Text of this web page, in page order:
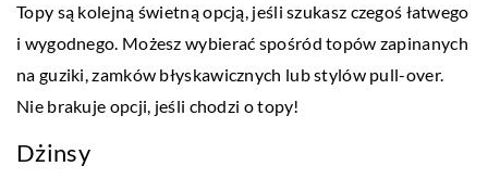
Topy są kolejną świetną opcją, jeśli szukasz czegoś łatwego
i wygodnego. Możesz wybierać spośród topów zapinanych
na guziki, zamków błyskawicznych lub stylów pull-over.
Nie brakuje opcji, jeśli chodzi o topy!
Dżinsy